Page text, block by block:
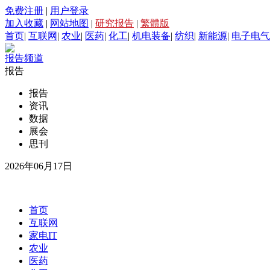
免费注册 | 用户登录
加入收藏 | 网站地图 | 研究报告 | 繁體版
首页| 互联网 | 农业| 医药| 化工| 机电装备| 纺织| 新能源| 电子电气
报告频道
报告
报告
资讯
数据
展会
思刊
2026年06月17日
首页
互联网
家电IT
农业
医药